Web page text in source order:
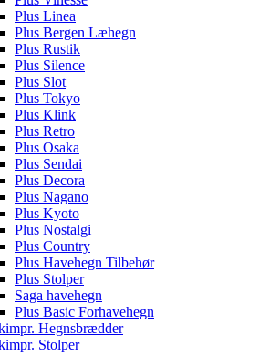
Plus Linea
Plus Bergen Læhegn
Plus Rustik
Plus Silence
Plus Slot
Plus Tokyo
Plus Klink
Plus Retro
Plus Osaka
Plus Sendai
Plus Decora
Plus Nagano
Plus Kyoto
Plus Nostalgi
Plus Country
Plus Havehegn Tilbehør
Plus Stolper
Saga havehegn
Plus Basic Forhavehegn
Hegnsbrædder
Stolper